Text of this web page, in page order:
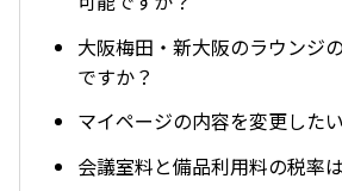
大阪梅田・新大阪のラウンジ
ですか？
マイページの内容を変更したい
会議室料と備品利用料の税率